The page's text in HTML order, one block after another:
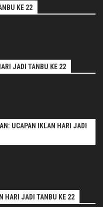
KE 22
JADI TANBU KE 22
UCAPAN IKLAN HARI JADI
HARI JADI TANBU KE 22